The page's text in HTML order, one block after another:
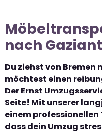
nach
Du ziehst von Bremen
möchtest einen
Der Ernst
Seite! Mit unserer
einem
dass dein Umzug